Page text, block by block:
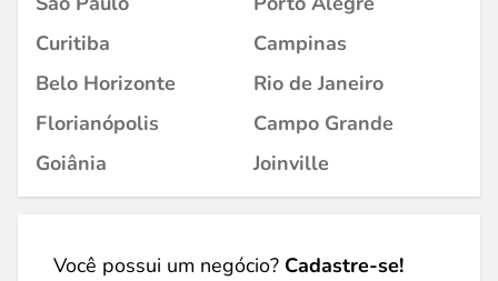
Curitiba
Campinas
Belo Horizonte
Rio de Janeiro
Florianópolis
Campo Grande
Goiânia
Joinville
Você possui um negócio? Cadastre-se!